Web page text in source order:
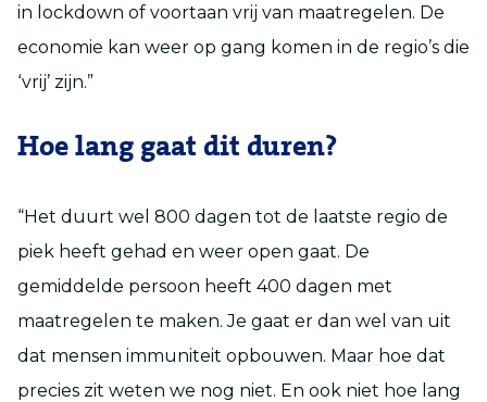
in lockdown of voortaan vrij van maatregelen. De
economie kan weer op gang komen in de regio’s die
‘vrij’ zijn.”
Hoe lang gaat dit duren?
“Het duurt wel 800 dagen tot de laatste regio de
piek heeft gehad en weer open gaat. De
gemiddelde persoon heeft 400 dagen met
maatregelen te maken. Je gaat er dan wel van uit
dat mensen immuniteit opbouwen. Maar hoe dat
precies zit weten we nog niet. En ook niet hoe lang